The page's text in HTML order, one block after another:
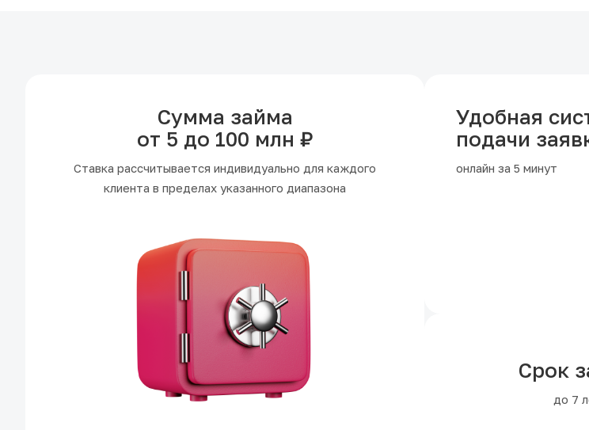
Сумма займа
от 5 до 100 млн ₽
Ставка рассчитывается индивидуально для каждого
клиента в пределах указанного диапазона
Удобная
подачи
онлайн за 5 минут
Срок
до 7